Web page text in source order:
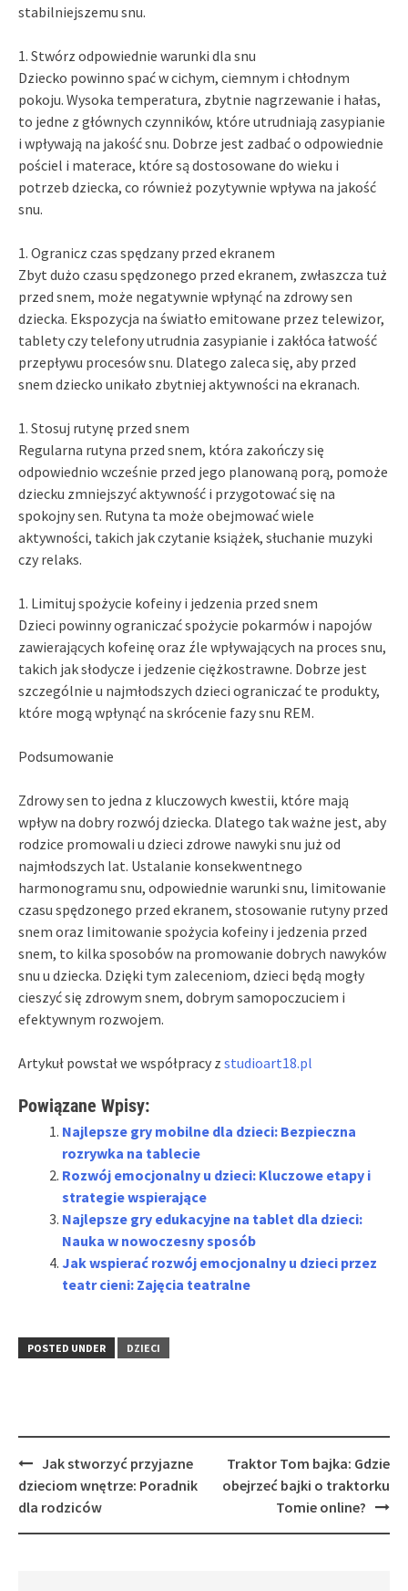
stabilniejszemu snu.
1. Stwórz odpowiednie warunki dla snu
Dziecko powinno spać w cichym, ciemnym i chłodnym
pokoju. Wysoka temperatura, zbytnie nagrzewanie i hałas,
to jedne z głównych czynników, które utrudniają zasypianie
i wpływają na jakość snu. Dobrze jest zadbać o odpowiednie
pościel i materace, które są dostosowane do wieku i
potrzeb dziecka, co również pozytywnie wpływa na jakość
snu.
1. Ogranicz czas spędzany przed ekranem
Zbyt dużo czasu spędzonego przed ekranem, zwłaszcza tuż
przed snem, może negatywnie wpłynąć na zdrowy sen
dziecka. Ekspozycja na światło emitowane przez telewizor,
tablety czy telefony utrudnia zasypianie i zakłóca łatwość
przepływu procesów snu. Dlatego zaleca się, aby przed
snem dziecko unikało zbytniej aktywności na ekranach.
1. Stosuj rutynę przed snem
Regularna rutyna przed snem, która zakończy się
odpowiednio wcześnie przed jego planowaną porą, pomoże
dziecku zmniejszyć aktywność i przygotować się na
spokojny sen. Rutyna ta może obejmować wiele
aktywności, takich jak czytanie książek, słuchanie muzyki
czy relaks.
1. Limituj spożycie kofeiny i jedzenia przed snem
Dzieci powinny ograniczać spożycie pokarmów i napojów
zawierających kofeinę oraz źle wpływających na proces snu,
takich jak słodycze i jedzenie ciężkostrawne. Dobrze jest
szczególnie u najmłodszych dzieci ograniczać te produkty,
które mogą wpłynąć na skrócenie fazy snu REM.
Podsumowanie
Zdrowy sen to jedna z kluczowych kwestii, które mają
wpływ na dobry rozwój dziecka. Dlatego tak ważne jest, aby
rodzice promowali u dzieci zdrowe nawyki snu już od
najmłodszych lat. Ustalanie konsekwentnego
harmonogramu snu, odpowiednie warunki snu, limitowanie
czasu spędzonego przed ekranem, stosowanie rutyny przed
snem oraz limitowanie spożycia kofeiny i jedzenia przed
snem, to kilka sposobów na promowanie dobrych nawyków
snu u dziecka. Dzięki tym zaleceniom, dzieci będą mogły
cieszyć się zdrowym snem, dobrym samopoczuciem i
efektywnym rozwojem.
Artykuł powstał we współpracy z studioart18.pl
Powiązane Wpisy:
Najlepsze gry mobilne dla dzieci: Bezpieczna
rozrywka na tablecie
Rozwój emocjonalny u dzieci: Kluczowe etapy i
strategie wspierające
Najlepsze gry edukacyjne na tablet dla dzieci:
Nauka w nowoczesny sposób
Jak wspierać rozwój emocjonalny u dzieci przez
teatr cieni: Zajęcia teatralne
POSTED UNDER DZIECI
Post
navigation
Jak stworzyć przyjazne
dzieciom wnętrze: Poradnik
dla rodziców
Traktor Tom bajka: Gdzie
obejrzeć bajki o traktorku
Tomie online?